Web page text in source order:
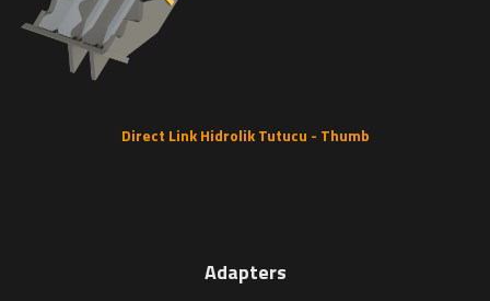
Direct Link Hidrolik Tutucu - Thumb
Adapters